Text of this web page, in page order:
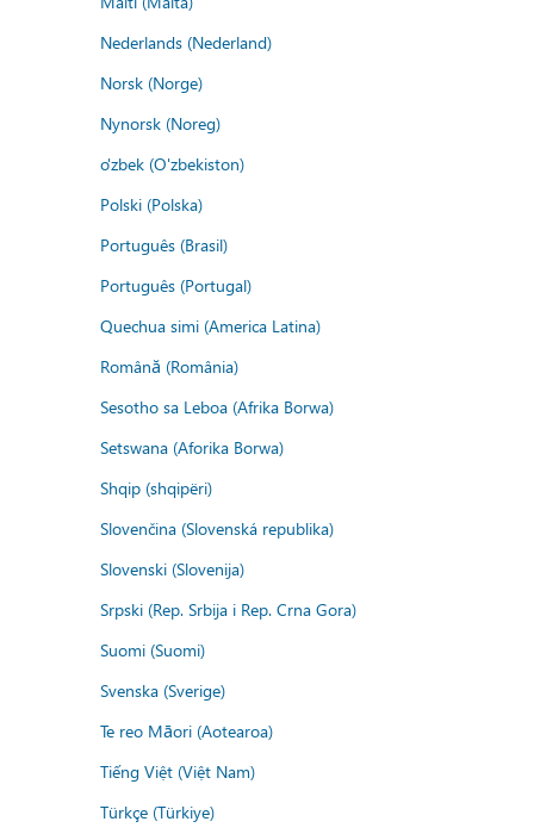
Nederlands (Nederland)
Norsk (Norge)
Nynorsk (Noreg)
o'zbek (O'zbekiston)
Polski (Polska)
Português (Brasil)
Português (Portugal)
Quechua simi (America Latina)
Română (România)
Sesotho sa Leboa (Afrika Borwa)
Setswana (Aforika Borwa)
Shqip (shqipëri)
Slovenčina (Slovenská republika)
Slovenski (Slovenija)
Srpski (Rep. Srbija i Rep. Crna Gora)
Suomi (Suomi)
Svenska (Sverige)
Te reo Māori (Aotearoa)
Tiếng Việt (Việt Nam)
Türkçe (Türkiye)